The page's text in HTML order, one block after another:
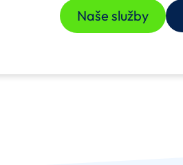
Naše služby